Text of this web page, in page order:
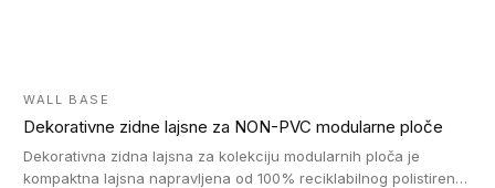
WALL BASE
Dekorativne zidne lajsne za NON-PVC modularne ploče
Dekorativna zidna lajsna za kolekciju modularnih ploča je
kompaktna lajsna napravljena od 100% reciklabilnog polistirena,